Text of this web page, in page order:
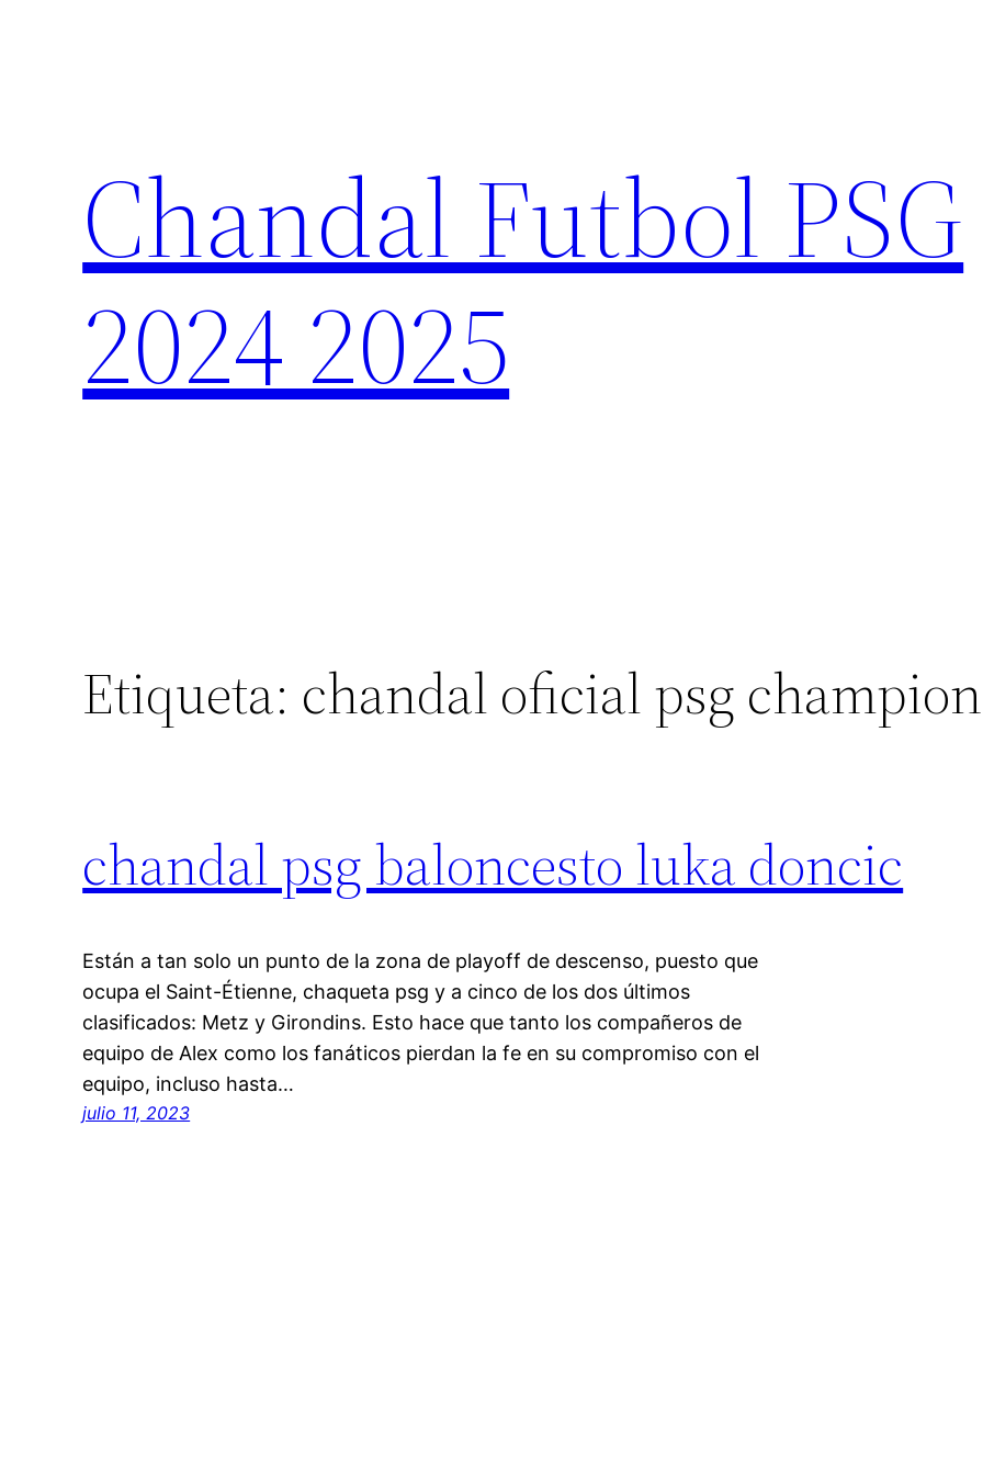
Chandal Futbol PSG
2024 2025
Etiqueta: chandal oficial psg
chandal psg baloncesto luka doncic
Están a tan solo un punto de la zona de playoff de descenso, puesto que
ocupa el Saint-Étienne, chaqueta psg y a cinco de los dos últimos
clasificados: Metz y Girondins. Esto hace que tanto los compañeros de
equipo de Alex como los fanáticos pierdan la fe en su compromiso con el
equipo, incluso hasta…
julio 11, 2023